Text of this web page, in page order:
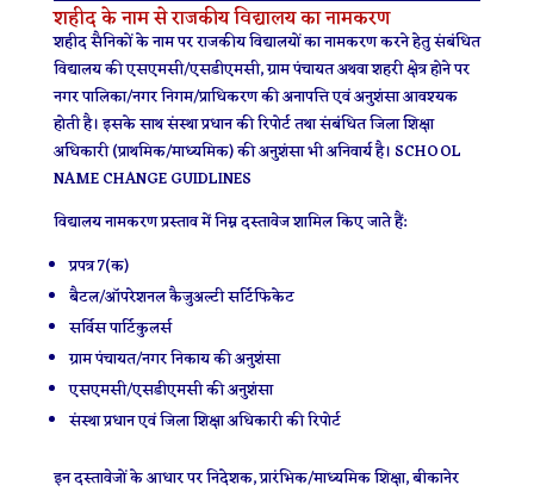
शहीद के नाम से राजकीय विद्यालय का नामकरण
शहीद सैनिकों के नाम पर राजकीय विद्यालयों का नामकरण करने हेतु संबंधित
विद्यालय की एसएमसी/एसडीएमसी, ग्राम पंचायत अथवा शहरी क्षेत्र होने पर
नगर पालिका/नगर निगम/प्राधिकरण की अनापत्ति एवं अनुशंसा आवश्यक
होती है। इसके साथ संस्था प्रधान की रिपोर्ट तथा संबंधित जिला शिक्षा
अधिकारी (प्राथमिक/माध्यमिक) की अनुशंसा भी अनिवार्य है। SCHOOL
NAME CHANGE GUIDLINES
विद्यालय नामकरण प्रस्ताव में निम्न दस्तावेज शामिल किए जाते हैं:
प्रपत्र 7(क)
बैटल/ऑपरेशनल कैजुअल्टी सर्टिफिकेट
सर्विस पार्टिकुलर्स
ग्राम पंचायत/नगर निकाय की अनुशंसा
एसएमसी/एसडीएमसी की अनुशंसा
संस्था प्रधान एवं जिला शिक्षा अधिकारी की रिपोर्ट
इन दस्तावेजों के आधार पर निदेशक, प्रारंभिक/माध्यमिक शिक्षा, बीकानेर